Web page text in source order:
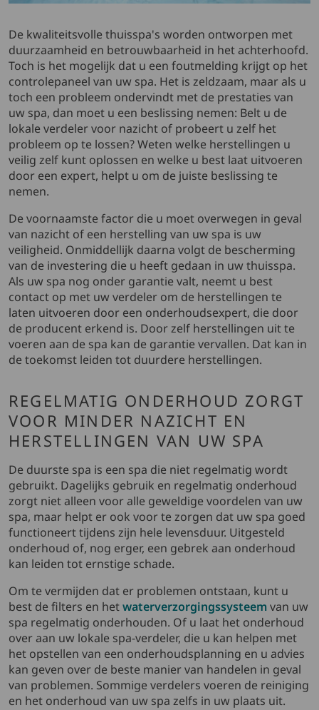
De kwaliteitsvolle thuisspa's worden ontworpen met
duurzaamheid en betrouwbaarheid in het achterhoofd.
Toch is het mogelijk dat u een foutmelding krijgt op het
controlepaneel van uw spa. Het is zeldzaam, maar als u
toch een probleem ondervindt met de prestaties van
uw spa, dan moet u een beslissing nemen: Belt u de
lokale verdeler voor nazicht of probeert u zelf het
probleem op te lossen? Weten welke herstellingen u
veilig zelf kunt oplossen en welke u best laat uitvoeren
door een expert, helpt u om de juiste beslissing te
nemen.
De voornaamste factor die u moet overwegen in geval
van nazicht of een herstelling van uw spa is uw
veiligheid. Onmiddellijk daarna volgt de bescherming
van de investering die u heeft gedaan in uw thuisspa.
Als uw spa nog onder garantie valt, neemt u best
contact op met uw verdeler om de herstellingen te
laten uitvoeren door een onderhoudsexpert, die door
de producent erkend is. Door zelf herstellingen uit te
voeren aan de spa kan de garantie vervallen. Dat kan in
de toekomst leiden tot duurdere herstellingen.
REGELMATIG ONDERHOUD ZORGT
VOOR MINDER NAZICHT EN
HERSTELLINGEN VAN UW SPA
De duurste spa is een spa die niet regelmatig wordt
gebruikt. Dagelijks gebruik en regelmatig onderhoud
zorgt niet alleen voor alle geweldige voordelen van uw
spa, maar helpt er ook voor te zorgen dat uw spa goed
functioneert tijdens zijn hele levensduur. Uitgesteld
onderhoud of, nog erger, een gebrek aan onderhoud
kan leiden tot ernstige schade.
Om te vermijden dat er problemen ontstaan, kunt u
best de filters en hetwaterverzorgingssysteemvan uw
spa regelmatig onderhouden. Of u laat het onderhoud
over aan uw lokale spa-verdeler, die u kan helpen met
het opstellen van een onderhoudsplanning en u advies
kan geven over de beste manier van handelen in geval
van problemen. Sommige verdelers voeren de reiniging
en het onderhoud van uw spa zelfs in uw plaats uit.